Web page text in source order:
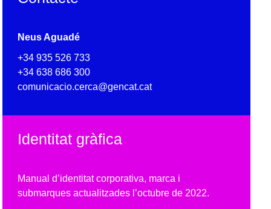
Neus Aguadé
+34 935 526 733
+34 638 686 300
comunicacio.cerca@gencat.cat
Identitat gràfica
Manual d’identitat corporativa, marca i
submarques actualitzades l’octubre de 2022.